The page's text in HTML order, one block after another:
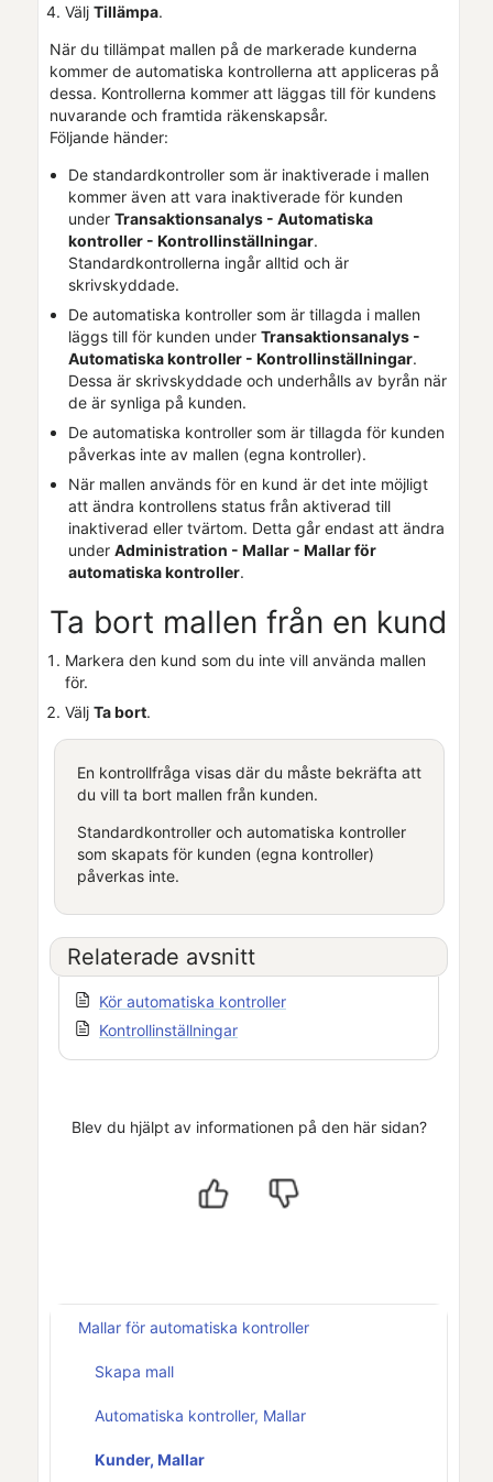
Välj Tillämpa.
När du tillämpat mallen på de markerade kunderna
kommer de automatiska kontrollerna att appliceras på
dessa. Kontrollerna kommer att läggas till för kundens
nuvarande och framtida räkenskapsår.
Följande händer:
De standardkontroller som är inaktiverade i mallen
kommer även att vara inaktiverade för kunden
under Transaktionsanalys - Automatiska
kontroller - Kontrollinställningar.
Standardkontrollerna ingår alltid och är
skrivskyddade.
De automatiska kontroller som är tillagda i mallen
läggs till för kunden under Transaktionsanalys -
Automatiska kontroller - Kontrollinställningar.
Dessa är skrivskyddade och underhålls av byrån när
de är synliga på kunden.
De automatiska kontroller som är tillagda för kunden
påverkas inte av mallen (egna kontroller).
När mallen används för en kund är det inte möjligt
att ändra kontrollens status från aktiverad till
inaktiverad eller tvärtom. Detta går endast att ändra
under Administration - Mallar - Mallar för
automatiska kontroller.
Ta bort mallen från en kund
Markera den kund som du inte vill använda mallen
för.
Välj Ta bort.
En kontrollfråga visas där du måste bekräfta att
du vill ta bort mallen från kunden.
Standardkontroller och automatiska kontroller
som skapats för kunden (egna kontroller)
påverkas inte.
Relaterade avsnitt
Kör automatiska kontroller
Kontrollinställningar
Blev du hjälpt av informationen på den här sidan?
Mallar för automatiska kontroller
Skapa mall
Automatiska kontroller, Mallar
Kunder, Mallar